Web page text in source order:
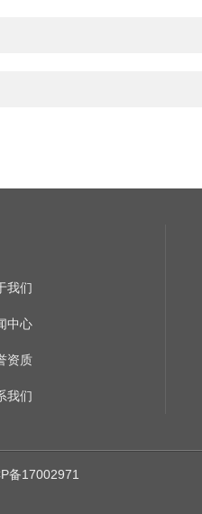
我们
中心
资质
我们
备17002971